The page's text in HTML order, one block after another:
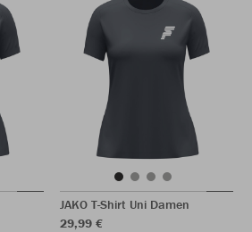
JAKO T-Shirt Uni Damen
29,99 €